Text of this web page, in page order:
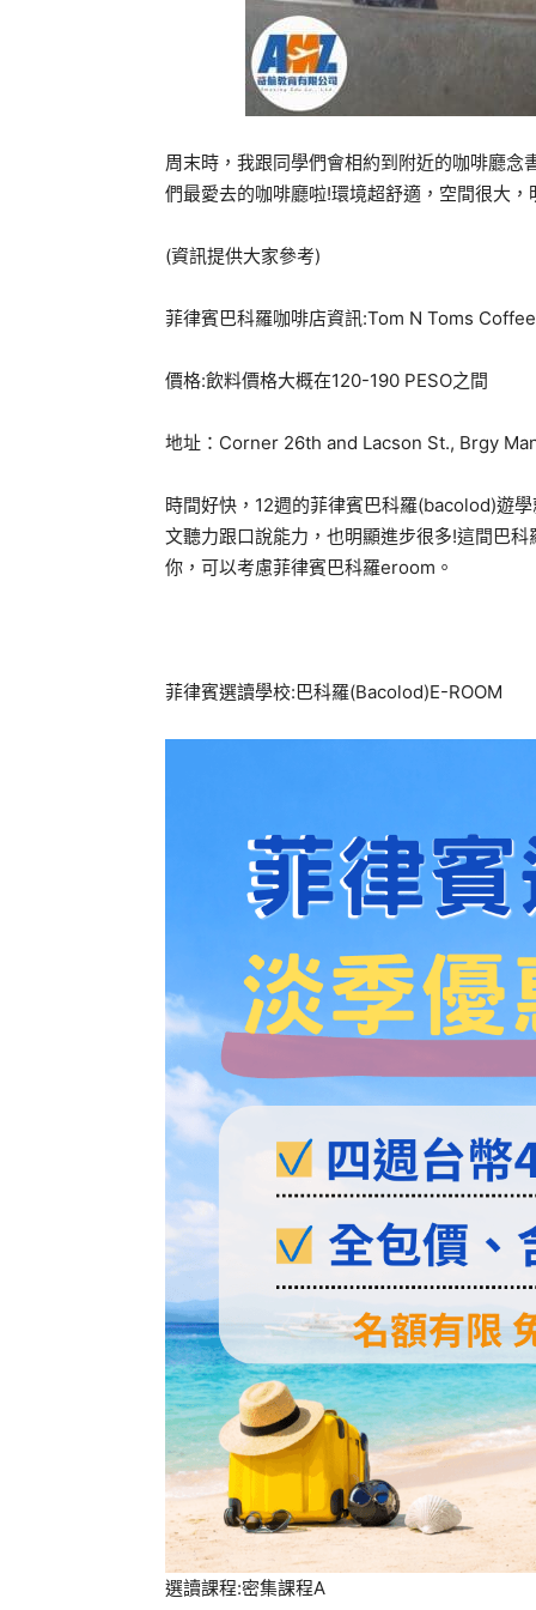
周末時，我跟同學們會相約到附近的咖啡廳
們最愛去的咖啡廳啦!環境超舒適，空間很大，
(資訊提供大家參考)
菲律賓巴科羅咖啡店資訊:Tom N Toms Coffee
價格:飲料價格大概在120-190 PESO之間
地址：Corner 26th and Lacson St., Brgy
時間好快，12週的菲律賓巴科羅(bacolod)遊
文聽力跟口說能力，也明顯進步很多!這間巴
你，可以考慮菲律賓巴科羅eroom。
菲律賓選讀學校:巴科羅(Bacolod)E-ROOM
選讀課程:密集課程A